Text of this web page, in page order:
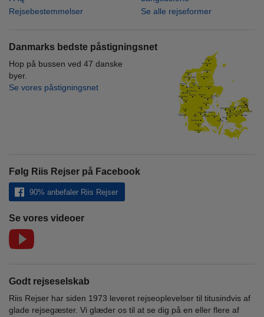
Rejsebestemmelser
Se alle rejseformer
Danmarks bedste påstigningsnet
Hop på bussen ved 47 danske
byer.
Se vores påstigningsnet
Følg Riis Rejser på Facebook
90% anbefaler Riis Rejser
Se vores videoer
Godt rejseselskab
Riis Rejser har siden 1973 leveret rejseoplevelser til titusindvis af
glade rejsegæster. Vi glæder os til at se dig på en eller flere af